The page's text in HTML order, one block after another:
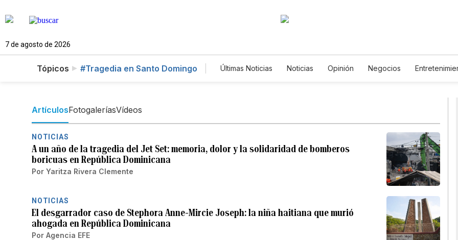
7 de agosto de 2026
Tópicos #Tragedia en Santo Domingo Últimas Noticias Noticias Opinión Negocios
ArtículosFotogaleríasVídeos
NOTICIAS
A un año de la tragedia del Jet Set: memoria, dolor y la solidaridad de bomberos
boricuas en República Dominicana
Por Yaritza Rivera Clemente
NOTICIAS
El desgarrador caso de Stephora Anne-Mircie Joseph: la niña haitiana que murió
ahogada en República Dominicana
Por Agencia EFE